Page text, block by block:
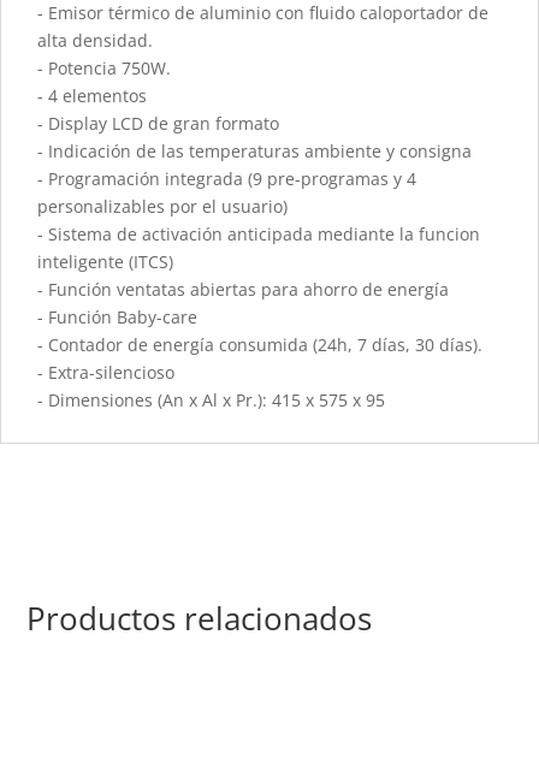
- Emisor térmico de aluminio con fluido caloportador de
alta densidad.
- Potencia 750W.
- 4 elementos
- Display LCD de gran formato
- Indicación de las temperaturas ambiente y consigna
- Programación integrada (9 pre-programas y 4
personalizables por el usuario)
- Sistema de activación anticipada mediante la funcion
inteligente (ITCS)
- Función ventatas abiertas para ahorro de energía
- Función Baby-care
- Contador de energía consumida (24h, 7 días, 30 días).
- Extra-silencioso
- Dimensiones (An x Al x Pr.): 415 x 575 x 95
Productos relacionados